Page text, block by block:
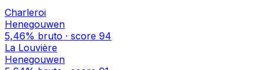
Charleroi
Henegouwen
5,46% bruto · score 94
La Louvière
Henegouwen